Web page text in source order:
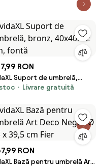
RON
Suport de umbrelă,
40x40x32 cm, fontă
stoc Livrare gratuită
RON
Bază pentru umbrelă Art